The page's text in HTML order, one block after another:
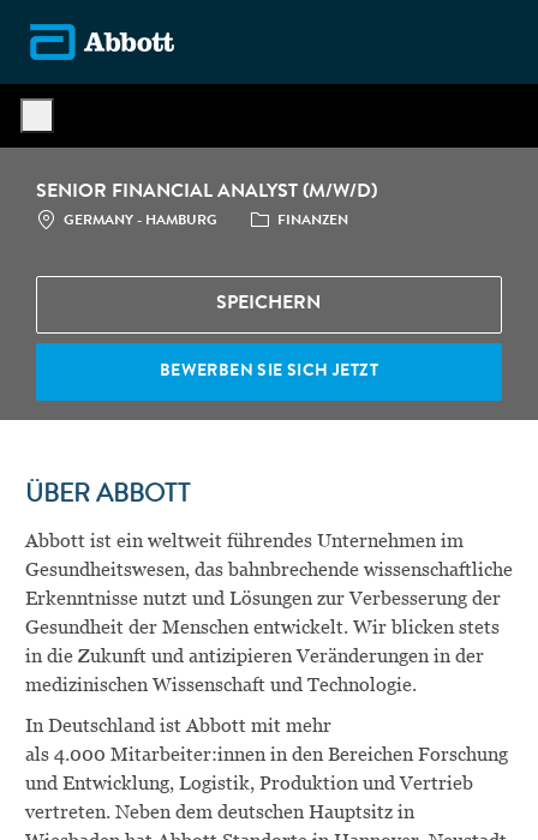
SENIOR FINANCIAL ANALYST (M/W/D)
STANDORT
GERMANY - HAMBURG CATEGORY
FINANZEN
SPEICHERN
BEWERBEN SIE SICH JETZT
ÜBER ABBOTT
Abbott ist ein weltweit führendes Unternehmen im
Gesundheitswesen, das bahnbrechende wissenschaftliche
Erkenntnisse nutzt und Lösungen zur Verbesserung der
Gesundheit der Menschen entwickelt. Wir blicken stets
in die Zukunft und antizipieren Veränderungen in der
medizinischen Wissenschaft und Technologie.
In Deutschland ist Abbott mit mehr
als 4.000 Mitarbeiter:innen in den Bereichen Forschung
und Entwicklung, Logistik, Produktion und Vertrieb
vertreten. Neben dem deutschen Hauptsitz in